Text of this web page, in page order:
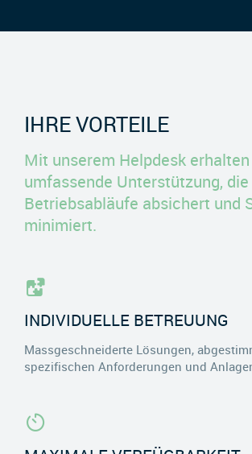
IHRE VORTEILE
Mit unserem Helpdesk
umfassende Unterstützung,
Betriebsabläufe absichert und
minimiert.
INDIVIDUELLE BETREUUNG
Massgeschneiderte Lösungen,
spezifischen Anforderungen und